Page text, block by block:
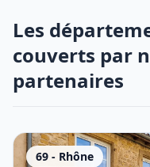
Les
couverts par
partenaires
69 - Rhône